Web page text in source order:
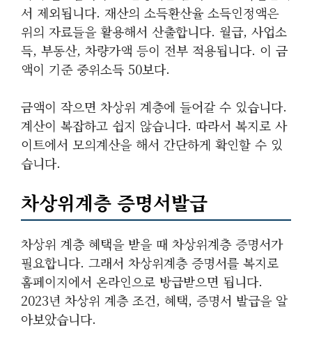
서 제외됩니다. 재산의 소득환산율 소득인정액은
위의 자료들을 활용해서 산출합니다. 월급, 사업소
득, 부동산, 차량가액 등이 전부 적용됩니다. 이 금
액이 기준 중위소득 50보다.
금액이 작으면 차상위 계층에 들어갈 수 있습니다.
계산이 복잡하고 쉽지 않습니다. 따라서 복지로 사
이트에서 모의계산을 해서 간단하게 확인할 수 있
습니다.
차상위계층 증명서발급
차상위 계층 혜택을 받을 때 차상위계층 증명서가
필요합니다. 그래서 차상위계층 증명서를 복지로
홈페이지에서 온라인으로 방급받으면 됩니다.
2023년 차상위 계층 조건, 혜택, 증명서 발급을 알
아보았습니다.